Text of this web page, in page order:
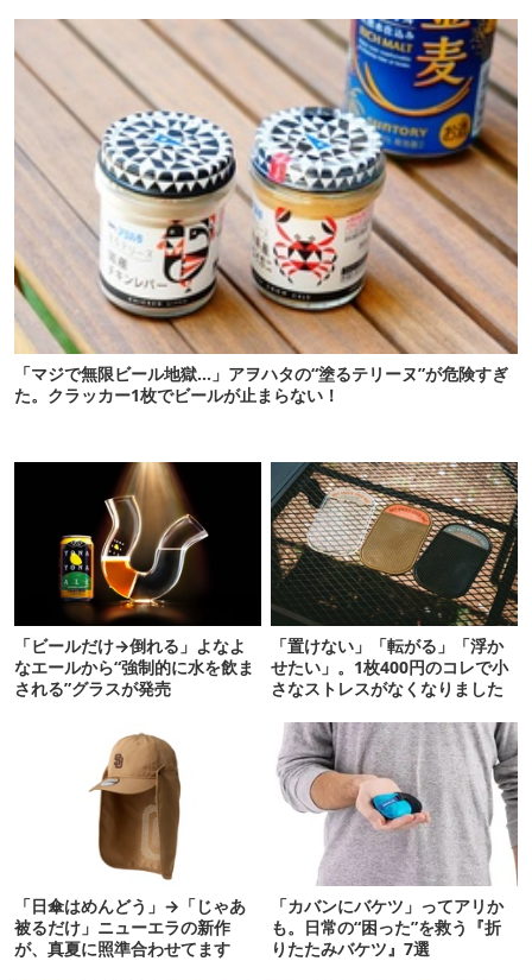
「マジで無限ビール地獄…」アヲハタの“塗るテリーヌ”が危険すぎ
た。クラッカー1枚でビールが止まらない！
「ビールだけ→倒れる」よなよ
なエールから“強制的に水を飲ま
される”グラスが発売
「置けない」「転がる」「浮か
せたい」。1枚400円のコレで小
さなストレスがなくなりました
「日傘はめんどう」→「じゃあ
被るだけ」ニューエラの新作
が、真夏に照準合わせてます
「カバンにバケツ」ってアリか
も。日常の“困った”を救う『折
りたたみバケツ』7選